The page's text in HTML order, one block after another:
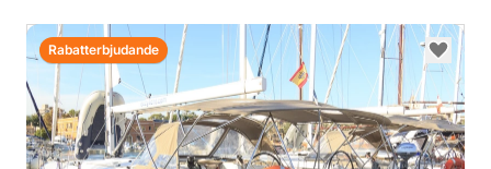
Rabatterbjudande